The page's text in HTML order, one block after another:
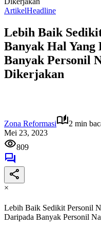
ArtikelHeadline
Lebih Baik
Banyak Hal
Banyak Personil
Dikerjakan
Zona Reformasi
2 min
Mei 23, 2023
809
×
Lebih Baik Sedikit Personil
Daripada Banyak Personil